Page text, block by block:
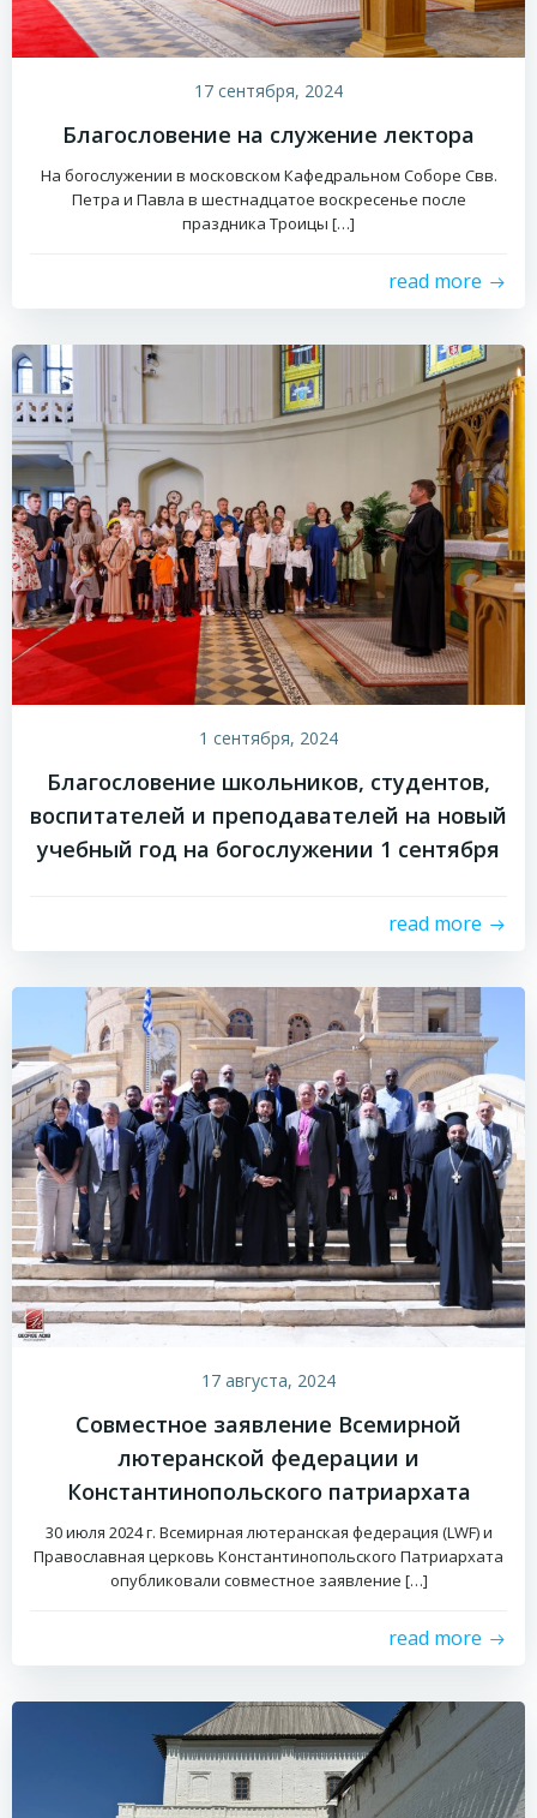
17 сентября, 2024
Благословение на служение лектора
На богослужении в московском Кафедральном Соборе Свв.
Петра и Павла в шестнадцатое воскресенье после
праздника Троицы […]
read more
1 сентября, 2024
Благословение школьников, студентов,
воспитателей и преподавателей на новый
учебный год на богослужении 1 сентября
read more
17 августа, 2024
Совместное заявление Всемирной
лютеранской федерации и
Константинопольского патриархата
30 июля 2024 г. Всемирная лютеранская федерация (LWF) и
Православная церковь Константинопольского Патриархата
опубликовали совместное заявление […]
read more